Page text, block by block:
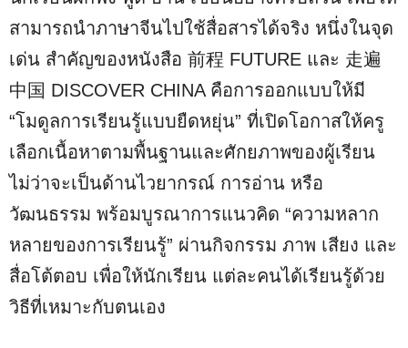
สามารถนำภาษาจีนไปใช้สื่อสารได้จริง หนึ่งในจุด
เด่น สำคัญของหนังสือ 前程 FUTURE และ 走遍
中国 DISCOVER CHINA คือการออกแบบให้มี
“โมดูลการเรียนรู้แบบยืดหยุ่น” ที่เปิดโอกาสให้ครู
เลือกเนื้อหาตามพื้นฐานและศักยภาพของผู้เรียน
ไม่ว่าจะเป็นด้านไวยากรณ์ การอ่าน หรือ
วัฒนธรรม พร้อมบูรณาการแนวคิด “ความหลาก
หลายของการเรียนรู้” ผ่านกิจกรรม ภาพ เสียง และ
สื่อโต้ตอบ เพื่อให้นักเรียน แต่ละคนได้เรียนรู้ด้วย
วิธีที่เหมาะกับตนเอง